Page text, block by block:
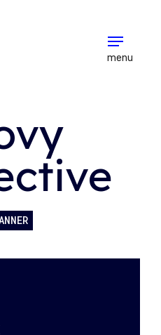
menu